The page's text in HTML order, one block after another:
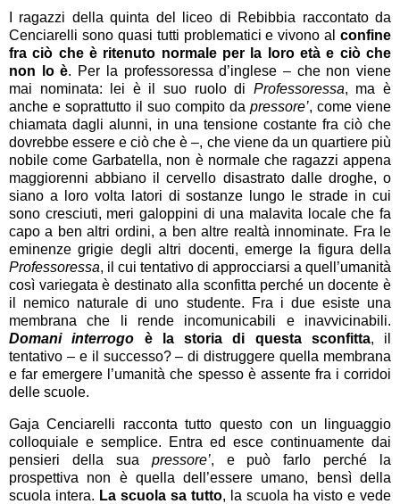
I ragazzi della quinta del liceo di Rebibbia raccontato da
Cenciarelli sono quasi tutti problematici e vivono al confine
fra ciò che è ritenuto normale per la loro età e ciò che
non lo è. Per la professoressa d’inglese – che non viene
mai nominata: lei è il suo ruolo di Professoressa, ma è
anche e soprattutto il suo compito da pressore’, come viene
chiamata dagli alunni, in una tensione costante fra ciò che
dovrebbe essere e ciò che è –, che viene da un quartiere più
nobile come Garbatella, non è normale che ragazzi appena
maggiorenni abbiano il cervello disastrato dalle droghe, o
siano a loro volta latori di sostanze lungo le strade in cui
sono cresciuti, meri galoppini di una malavita locale che fa
capo a ben altri ordini, a ben altre realtà innominate. Fra le
eminenze grigie degli altri docenti, emerge la figura della
Professoressa, il cui tentativo di approcciarsi a quell’umanità
così variegata è destinato alla sconfitta perché un docente è
il nemico naturale di uno studente. Fra i due esiste una
membrana che li rende incomunicabili e inavvicinabili.
Domani interrogo è la storia di questa sconfitta, il
tentativo – e il successo? – di distruggere quella membrana
e far emergere l’umanità che spesso è assente fra i corridoi
delle scuole.
Gaja Cenciarelli racconta tutto questo con un linguaggio
colloquiale e semplice. Entra ed esce continuamente dai
pensieri della sua pressore’, e può farlo perché la
prospettiva non è quella dell’essere umano, bensì della
scuola intera. La scuola sa tutto, la scuola ha visto e vede